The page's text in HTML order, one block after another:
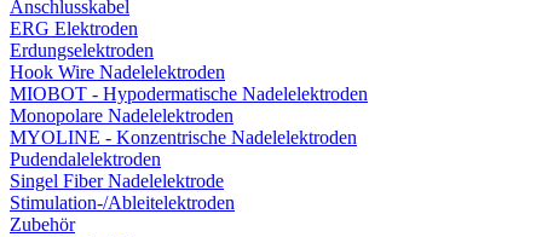
Anschlusskabel
ERG Elektroden
Erdungselektroden
Hook Wire Nadelelektroden
MIOBOT - Hypodermatische Nadelelektroden
Monopolare Nadelelektroden
MYOLINE - Konzentrische Nadelelektroden
Pudendalelektroden
Singel Fiber Nadelelektrode
Stimulation-/Ableitelektroden
Zubehör